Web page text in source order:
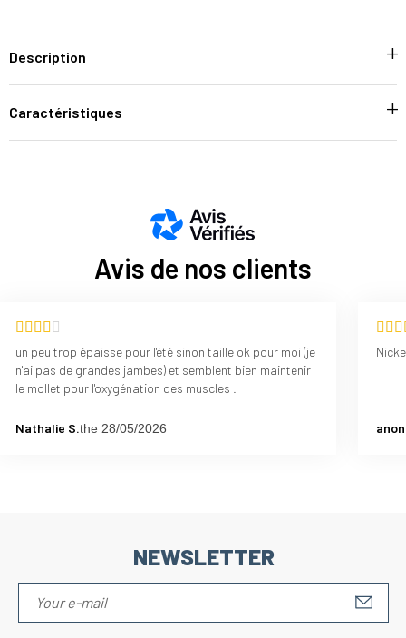
Description
Caractéristiques
Avis de nos clients
un peu trop épaisse pour l'été sinon taille ok pour moi (je
n'ai pas de grandes jambes) et semblent bien maintenir
le mollet pour l'oxygénation des muscles .
Nathalie S.the 28/05/2026
NEWSLETTER